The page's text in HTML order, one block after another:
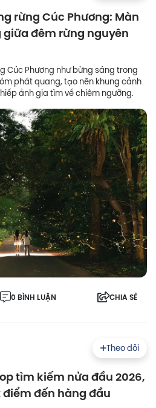
rừng Cúc Phương: Màn
đêm rừng nguyên
Cúc Phương như bừng sáng trong
phát quang, tạo nên khung cảnh
ảnh gia tìm về chiêm ngưỡng.
0 BÌNH LUẬN CHIA SẺ
Theo dõi
tìm kiếm nửa đầu 2026,
đến hàng đầu